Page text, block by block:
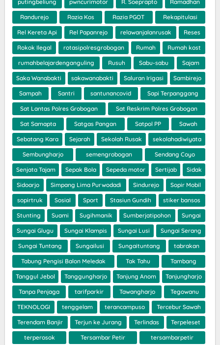
putingbeliung pwncurimotor R. Soeprapto Ramadhan
Randurejo Razia Kos Razia PGOT Rekapitulasi
Rel Kereta Api Rel Papanrejo relawanjalanrusak Reses
Rokok Ilegal rotasipolresgrobogan Rumah Rumah kost
rumahbelajardenganguling Rusuh Sabu-sabu Sajam
Saka Wanabakti sakawanabakti Saluran Irigasi Sambirejo
Sampah Santri santunancovid Sapi Terpanggang
Sat Lantas Polres Grobogan Sat Reskrim Polres Grobogan
Sat Samapta Satgas Pangan Satpol PP Sawah
Sebatang Kara Sejarah Sekolah Rusak sekolahadiwiyata
Sembungharjo semengrobogan Sendang Coyo
Senjata Tajam Sepak Bola Sepeda motor Sertijab Sidak
Sidoarjo Simpang Lima Purwodadi Sindurejo Sopir Mobil
sopirtruk Sosial Sport Stasiun Gundih stiker bansos
Stunting Suami Sugihmanik Sumberjatipohon Sungai
Sungai Glugu Sungai Klampis Sungai Lusi Sungai Serang
Sungai Tuntang Sungailusi Sungaituntang tabrakan
Tabung Pengisi Balon Meledak Tak Tahu Tambang
Tanggul Jebol Tanggungharjo Tanjung Anom Tanjungharjo
Tanpa Penjaga tarifparkir Tawangharjo Tegowanu
TEKNOLOGI tenggelam terancampuso Tercebur Sawah
Terendam Banjir Terjun ke Jurang Terlindas Terpeleset
terperosok Tersambar Petir tersambarpetir